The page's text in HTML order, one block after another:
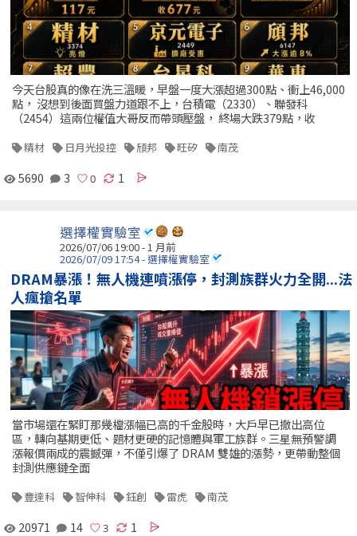
今天台股真的像在洗三溫暖，早盤一度大漲超過300點、衝上46,000
點， 沒想到後面買盤力道跟不上，台積電（2330）、聯發科
（2454）這兩位權值大哥反而帶頭壓盤， 終場大跌379點，收
精材 日月光投控 頎邦 旺矽 南茂
5690 3 1
選擇權實驗室
2026/07/06 19:00 - 1 月前
2026/07/09 17:54 - 選擇權實驗室
DRAM暴漲！無人機連噴漲停，封測族群火力全開...法
人瘋搶名單
當市場還在緊盯那幾檔漲幅已高的千金股時，大戶早已撤出高位
區，轉向基期更低、題材更硬的記憶體與軍工族群。三星無預警調
漲報價兩成的震撼彈，不僅引爆了 DRAM 雙雄的漲勢，更帶動整個
封測供應鏈全面
豐達科 智伸科 鈺創 雷虎 南茂
20971 14 1